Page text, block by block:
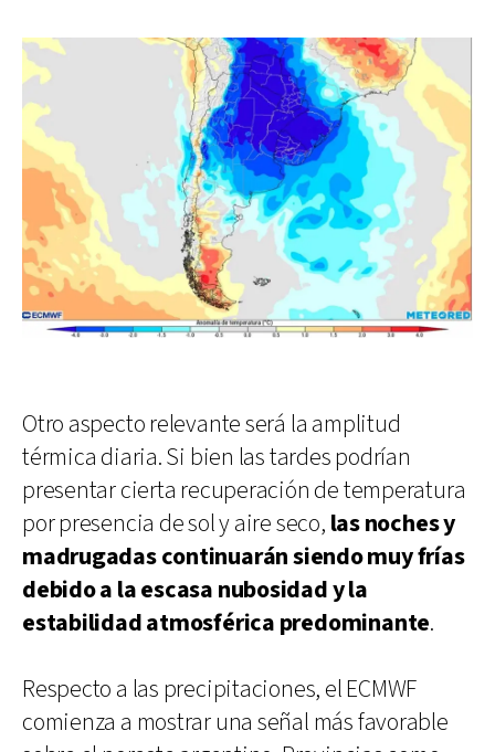
Otro aspecto relevante será la amplitud
térmica diaria. Si bien las tardes podrían
presentar cierta recuperación de temperatura
por presencia de sol y aire seco, las noches y
madrugadas continuarán siendo muy frías
debido a la escasa nubosidad y la
estabilidad atmosférica predominante.
Respecto a las precipitaciones, el ECMWF
comienza a mostrar una señal más favorable